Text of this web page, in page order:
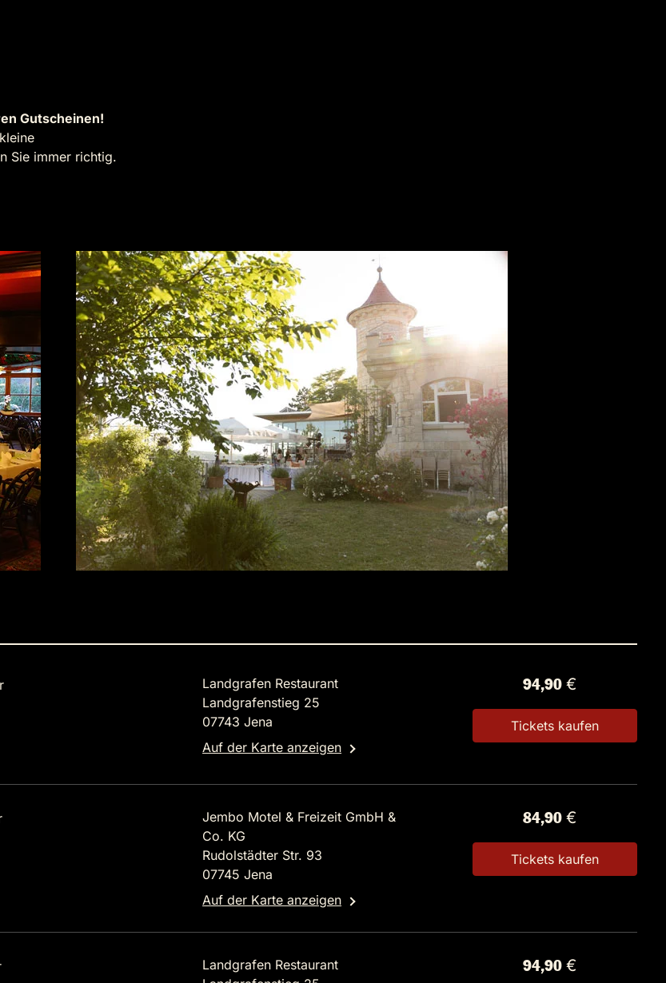
Gutscheinen!
Sie immer richtig.
Landgrafen Restaurant
Landgrafenstieg 25
07743 Jena
Auf der Karte anzeigen
94,90 €
Tickets kaufen
Jembo Motel & Freizeit GmbH &
Co. KG
Rudolstädter Str. 93
07745 Jena
Auf der Karte anzeigen
84,90 €
Tickets kaufen
Landgrafen Restaurant
94,90 €